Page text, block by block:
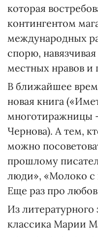
которая
контингентом
международных
спорю,
местных нравов и
В ближайшее
новая книга
многотиражницы
Чернова). А тем,
можно
прошлому
люди», «Молоко с
Еще раз про
Из литературного
классика Марии